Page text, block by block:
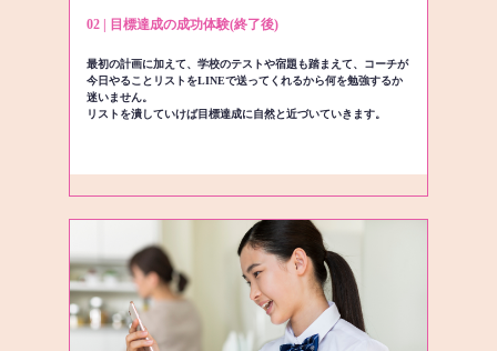
02 | 目標達成の成功体験(終了後)
最初の計画に加えて、学校のテストや宿題も踏まえて、コーチが
今日やることリストをLINEで送ってくれるから何を勉強するか
迷いません。
リストを潰していけば目標達成に自然と近づいていきます。